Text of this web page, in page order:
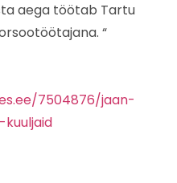
aega töötab Tartu
“
7504876/jaan-